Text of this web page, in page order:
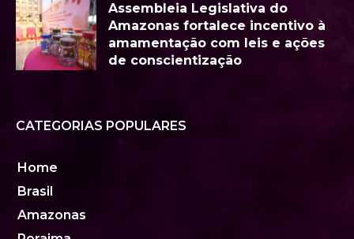
Assembleia Legislativa do
Amazonas fortalece incentivo à
amamentação com leis e ações
de conscientização
CATEGORIAS POPULARES
Home
Brasil
Amazonas